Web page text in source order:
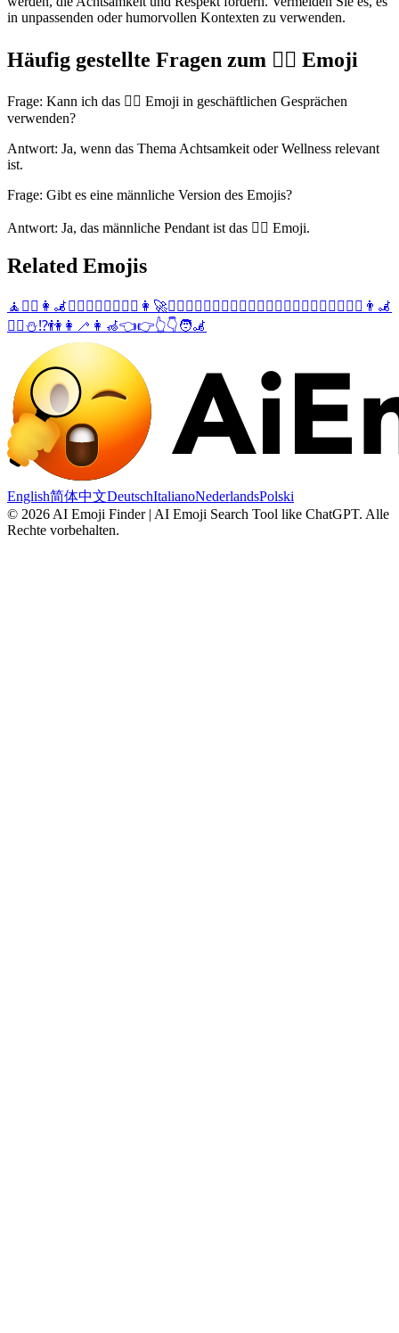
in unpassenden oder humorvollen Kontexten zu verwenden.
Häufig gestellte Fragen zum 🧘‍♀️ Emoji
Frage: Kann ich das 🧘‍♀️ Emoji in geschäftlichen Gesprächen
verwenden?
Antwort: Ja, wenn das Thema Achtsamkeit oder Wellness relevant
ist.
Frage: Gibt es eine männliche Version des Emojis?
Antwort: Ja, das männliche Pendant ist das 🧘‍♂️ Emoji.
Related Emojis
🧘 🧘‍♂️ 👩‍🦼 👷‍♀️ 🙎‍♀️ 🤵‍♀️ 🤵‍♂️ 👩‍🚀🙅‍♀️ 🙆‍♀️ 💁‍♀️ 👩‍⚕️ 👮‍♀️ 👷‍♂️ 💆‍♀️ 💇‍♀️ ⛹️‍♀️ 🏋️‍♀️ 🚵‍♀️ 👨‍🦼
🧖‍♀️⛄⁉️👫 👩‍🦯 👩‍🦽👈👉👆👇🧑‍🦼
English简体中文DeutschItalianoNederlandsPolski
© 2026 AI Emoji Finder | AI Emoji Search Tool like ChatGPT. Alle
Rechte vorbehalten.